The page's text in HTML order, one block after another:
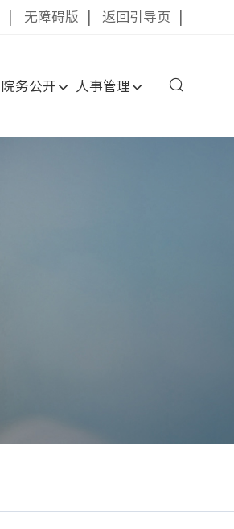
无障碍版 返回引导页
院务公开 人事管理